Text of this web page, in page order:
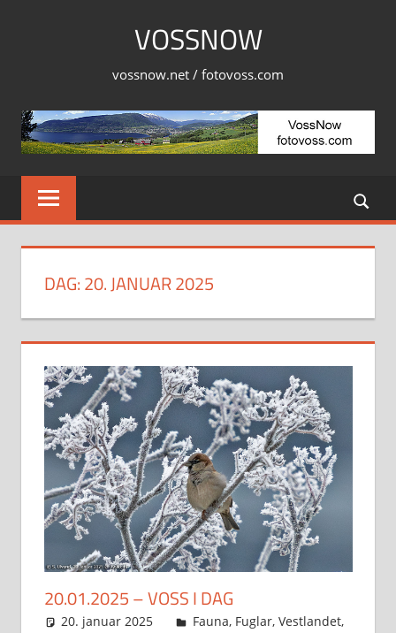
VOSSNOW
vossnow.net / fotovoss.com
DAG:20. JANUAR 2025
20.01.2025 – VOSS I DAG
20. januar 2025 Svein
Fauna, Fuglar, Vestlandet,